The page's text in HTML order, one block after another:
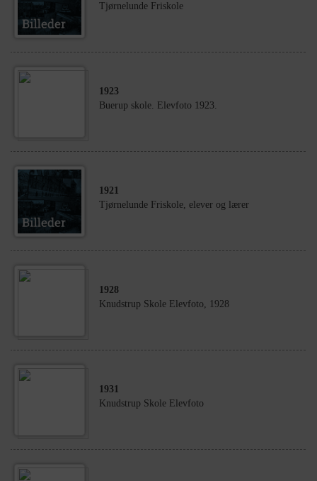
Tjørnelunde Friskole
1923
Buerup skole. Elevfoto 1923.
1921
Tjørnelunde Friskole, elever og lærer
1928
Knudstrup Skole Elevfoto, 1928
1931
Knudstrup Skole Elevfoto